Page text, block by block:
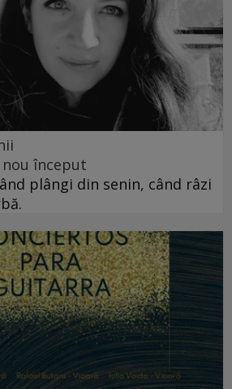
început
plângi din senin, când râzi